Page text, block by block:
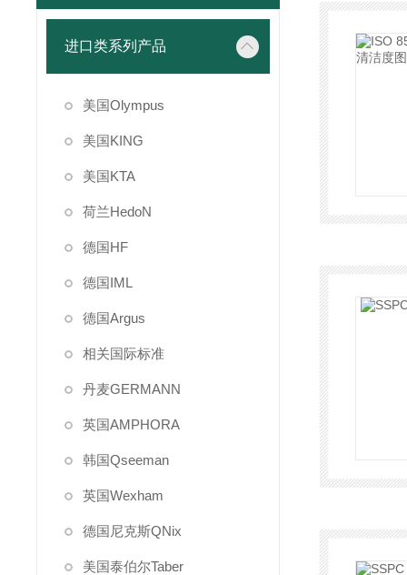
进口类系列产品
美国Olympus
美国KING
美国KTA
荷兰HedoN
德国HF
德国IML
德国Argus
相关国际标准
丹麦GERMANN
英国AMPHORA
韩国Qseeman
英国Wexham
德国尼克斯QNix
美国泰伯尔Taber